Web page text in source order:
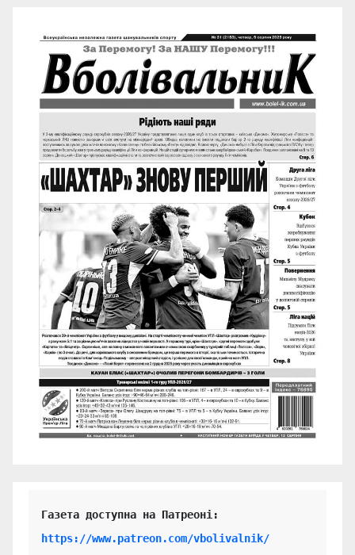
https://www.patreon.com/vbolivalnik/